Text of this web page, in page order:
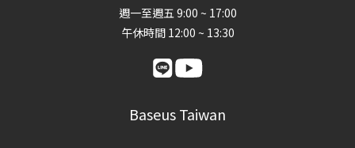
週一至週五 9:00 ~ 17:00
午休時間 12:00 ~ 13:30
Baseus Taiwan